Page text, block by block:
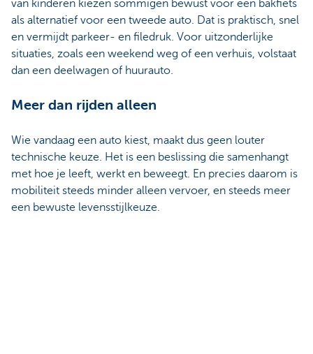
van kinderen kiezen sommigen bewust voor een bakfiets
als alternatief voor een tweede auto. Dat is praktisch, snel
en vermijdt parkeer- en filedruk. Voor uitzonderlijke
situaties, zoals een weekend weg of een verhuis, volstaat
dan een deelwagen of huurauto.
Meer dan rijden alleen
Wie vandaag een auto kiest, maakt dus geen louter
technische keuze. Het is een beslissing die samenhangt
met hoe je leeft, werkt en beweegt. En precies daarom is
mobiliteit steeds minder alleen vervoer, en steeds meer
een bewuste levensstijlkeuze.